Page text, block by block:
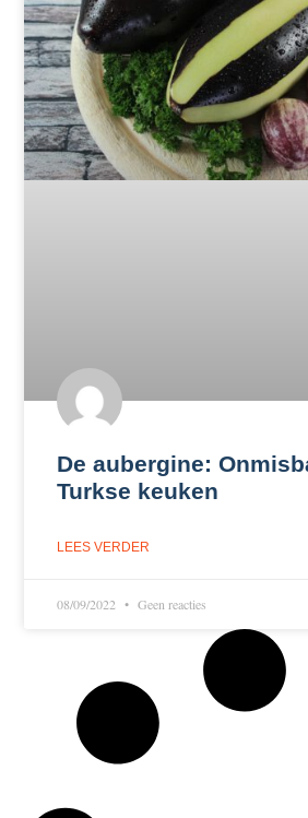
De aubergine:
Turkse keuken
LEES VERDER
08/09/2022 Geen reacties